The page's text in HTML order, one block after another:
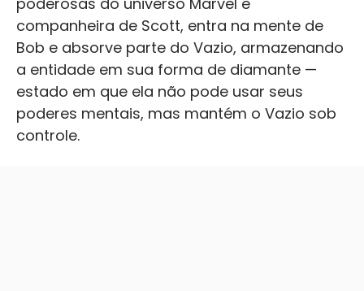
companheira de Scott, entra na mente de
Bob e absorve parte do Vazio, armazenando
a entidade em sua forma de diamante —
estado em que ela não pode usar seus
poderes mentais, mas mantém o Vazio sob
controle.